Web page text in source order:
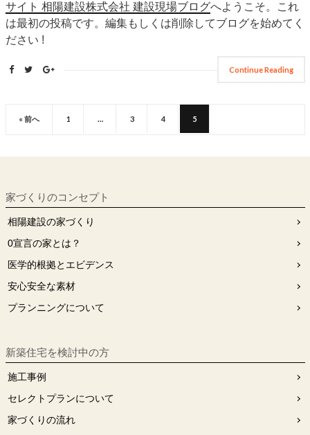
サイト 相陽建設株式会社 建設現場ブログへようこそ。これ
は最初の投稿です。編集もしくは削除してブログを始めてく
ださい !
Continue Reading
« 前へ 1 … 3 4 5
家づくりのコンセプト
相陽建設の家づくり
0宣⾔の家とは？
医学的根拠とエビデンス
安⼼安全な素材
プランニングについて
新築住宅を検討中の方
施工事例
セレクトプランについて
家づくりの流れ